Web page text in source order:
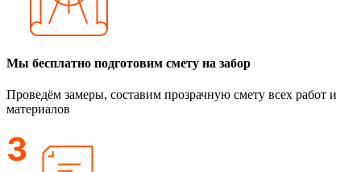
Мы бесплатно подготовим смету на забор
Проведём замеры, составим прозрачную смету всех работ и
материалов